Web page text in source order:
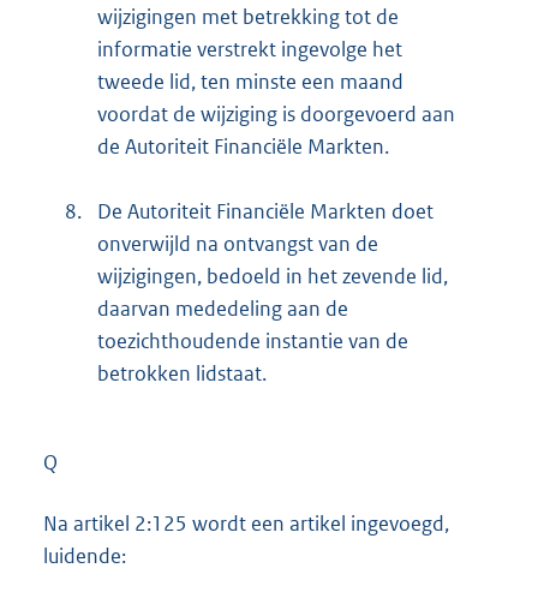
wijzigingen met betrekking tot de
informatie verstrekt ingevolge het
tweede lid, ten minste een maand
voordat de wijziging is doorgevoerd aan
de Autoriteit Financiële Markten.
8.
De Autoriteit Financiële Markten doet
onverwijld na ontvangst van de
wijzigingen, bedoeld in het zevende lid,
daarvan mededeling aan de
toezichthoudende instantie van de
betrokken lidstaat.
Q
Na artikel 2:125 wordt een artikel ingevoegd,
luidende: